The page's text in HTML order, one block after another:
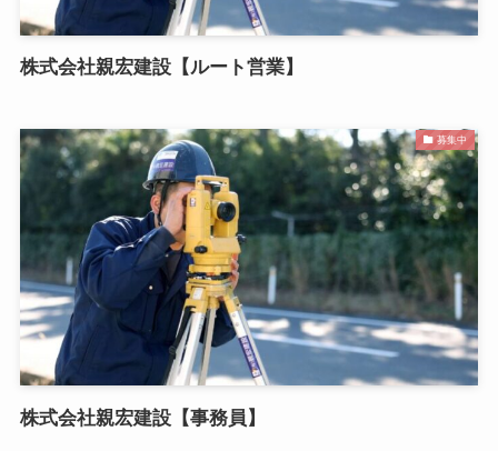
株式会社親宏建設【ルート営業】
募集中
株式会社親宏建設【事務員】